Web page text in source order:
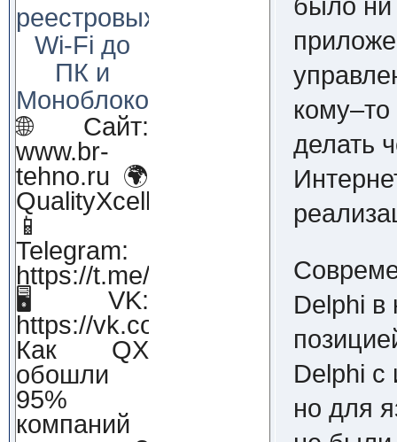
реестровых
Wi-Fi до
ПК и
Моноблоков!
🌐 Сайт:
www.br-
tehno.ru 🌍
QualityXcellence.ru
📱
Telegram:
https://t.me/qx_lab_IT
🖥 VK:
https://vk.com/qualityxcellenc
Как QX
обошли
95%
компаний
было ни
делать
Delphi в
Delphi
но для